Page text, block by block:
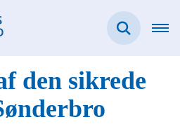
den sikrede